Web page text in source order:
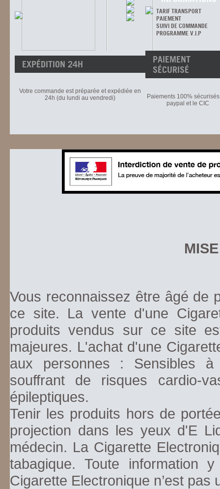
TARIF TRANSPORT
PAIEMENT
SUIVI DE COMMANDE
PROGRAMME V.I.P
EXPÉDITION 24H
Votre commande est préparée et expédiée en
24h (du lundi au vendredi)
PAIEMENT
SÉCURISÉ
Paiements 100%
paypal et le CIC
Vous reconnaissez être âgé de
ce site. La vente d'une
produits vendus sur ce site
majeures. L'achat d'une
aux personnes : Sensibles
souffrant de risques cardio-
épileptiques.
Tenir les produits hors de
projection dans les yeux d'E
médecin. La Cigarette
tabagique. Toute information
Cigarette Electronique n’est pas